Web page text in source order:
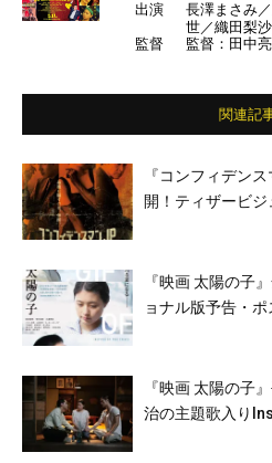
出演
長澤まさみ
世／織田梨
前田敦子／
馬／江口洋
監督 監督：田中
関連記
『コンフィデン
開！ティザービジ
『映画 太陽の子
ョナル版予告・
『映画 太陽の子
治の主題歌入り